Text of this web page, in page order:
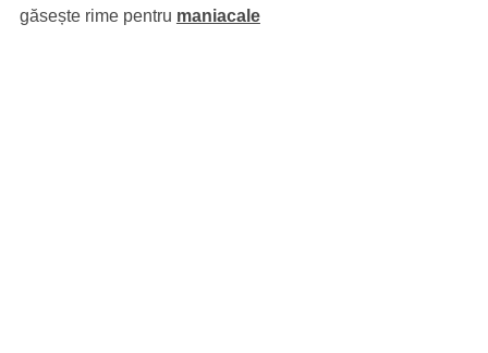
găsește rime pentru maniacale